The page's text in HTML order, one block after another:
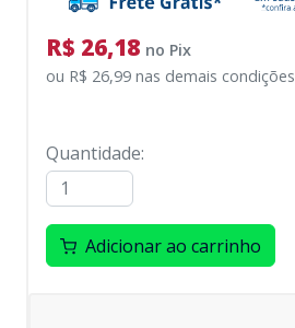
R$ 26,18 no Pix
ou R$ 26,99 nas demais condições
Quantidade:
Adicionar ao carrinho